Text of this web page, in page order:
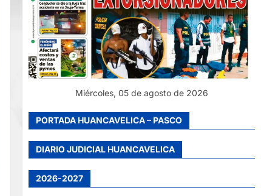
Miércoles, 05 de agosto de 2026
PORTADA HUANCAVELICA – PASCO
DIARIO JUDICIAL HUANCAVELICA
2026-2027